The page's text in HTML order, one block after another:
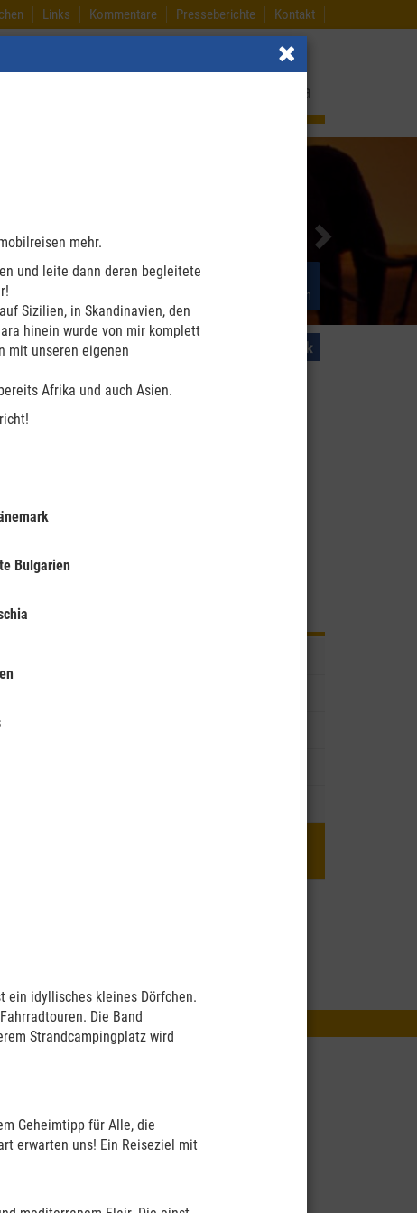
Links Kommentare Presseberichte Kontakt
Afrika
mehr.
und leite dann deren begleitete
Sizilien, in Skandinavien, den
hinein wurde von mir komplett
mit unseren eigenen
Afrika und auch Asien.
Bulgarien
ein idyllisches kleines Dörfchen.
Die Band
Strandcampingplatz wird
Geheimtipp für Alle, die
erwarten uns! Ein Reiseziel mit
Next
Ihre Vorteile
bei meinen begleiteten Reisen
Neues